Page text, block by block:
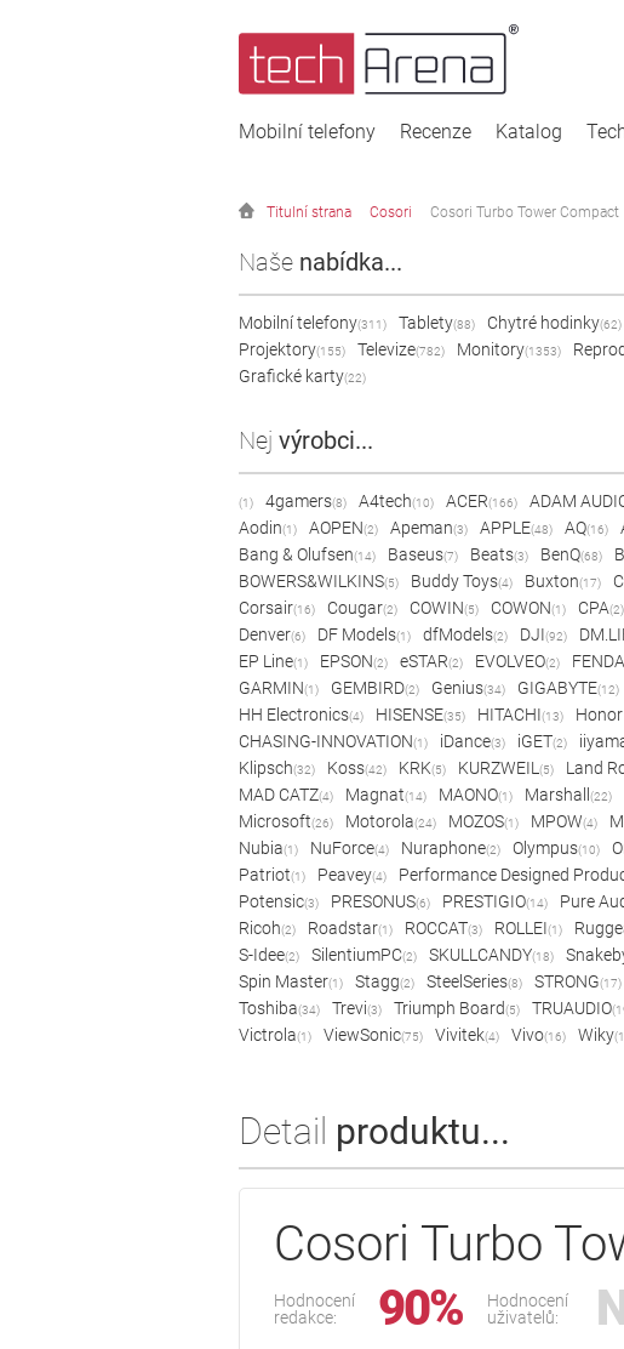
Mobilní telefony Recenze Katalog
Titulní strana Cosori Cosori Turbo Tower Compact
Naše nabídka...
Mobilní telefony(311) Tablety(88) Chytré hodinky(62)
Projektory(155) Televize(782) Monitory(1353)
Grafické karty(22)
Nej výrobci...
(1) 4gamers(8) A4tech(10) ACER(166) ADAM
Aodin(1) AOPEN(2) Apeman(3) APPLE(48) AQ(16)
Bang & Olufsen(14) Baseus(7) Beats(3) BenQ(68)
BOWERS&WILKINS(5) Buddy Toys(4) Buxton(17)
Corsair(16) Cougar(2) COWIN(5) COWON(1) CPA(2)
Denver(6) DF Models(1) dfModels(2) DJI(92)
EP Line(1) EPSON(2) eSTAR(2) EVOLVEO(2) FENDA
GARMIN(1) GEMBIRD(2) Genius(34) GIGABYTE(12)
HH Electronics(4) HISENSE(35) HITACHI(13)
CHASING-INNOVATION(1) iDance(3) iGET(2)
Klipsch(32) Koss(42) KRK(5) KURZWEIL(5) Land
MAD CATZ(4) Magnat(14) MAONO(1) Marshall (22)
Microsoft(26) Motorola(24) MOZOS(1) MPOW(4)
Nubia(1) NuForce(4) Nuraphone(2) Olympus(10)
Patriot(1) Peavey(4) Performance Designed
Potensic(3) PRESONUS(6) PRESTIGIO(14) Pure
Ricoh(2) Roadstar(1) ROCCAT(3) ROLLEI(1)
S-Idee(2) SilentiumPC(2) SKULLCANDY(18)
Spin Master(1) Stagg(2) SteelSeries(8) STRONG(17)
Toshiba(34) Trevi(3) Triumph Board(5) TRUAUDIO
Victrola(1) ViewSonic(75) Vivitek(4) Vivo(16) Wiky
Detail produktu...
Cosori Turbo
Hodnocení
redakce:
90%
Hodnocení
uživatelů: